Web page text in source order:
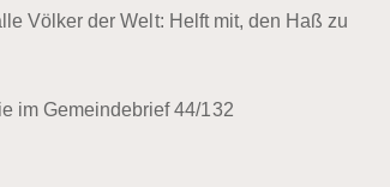
Völker der Welt: Helft mit, den Haß zu
im Gemeindebrief 44/132